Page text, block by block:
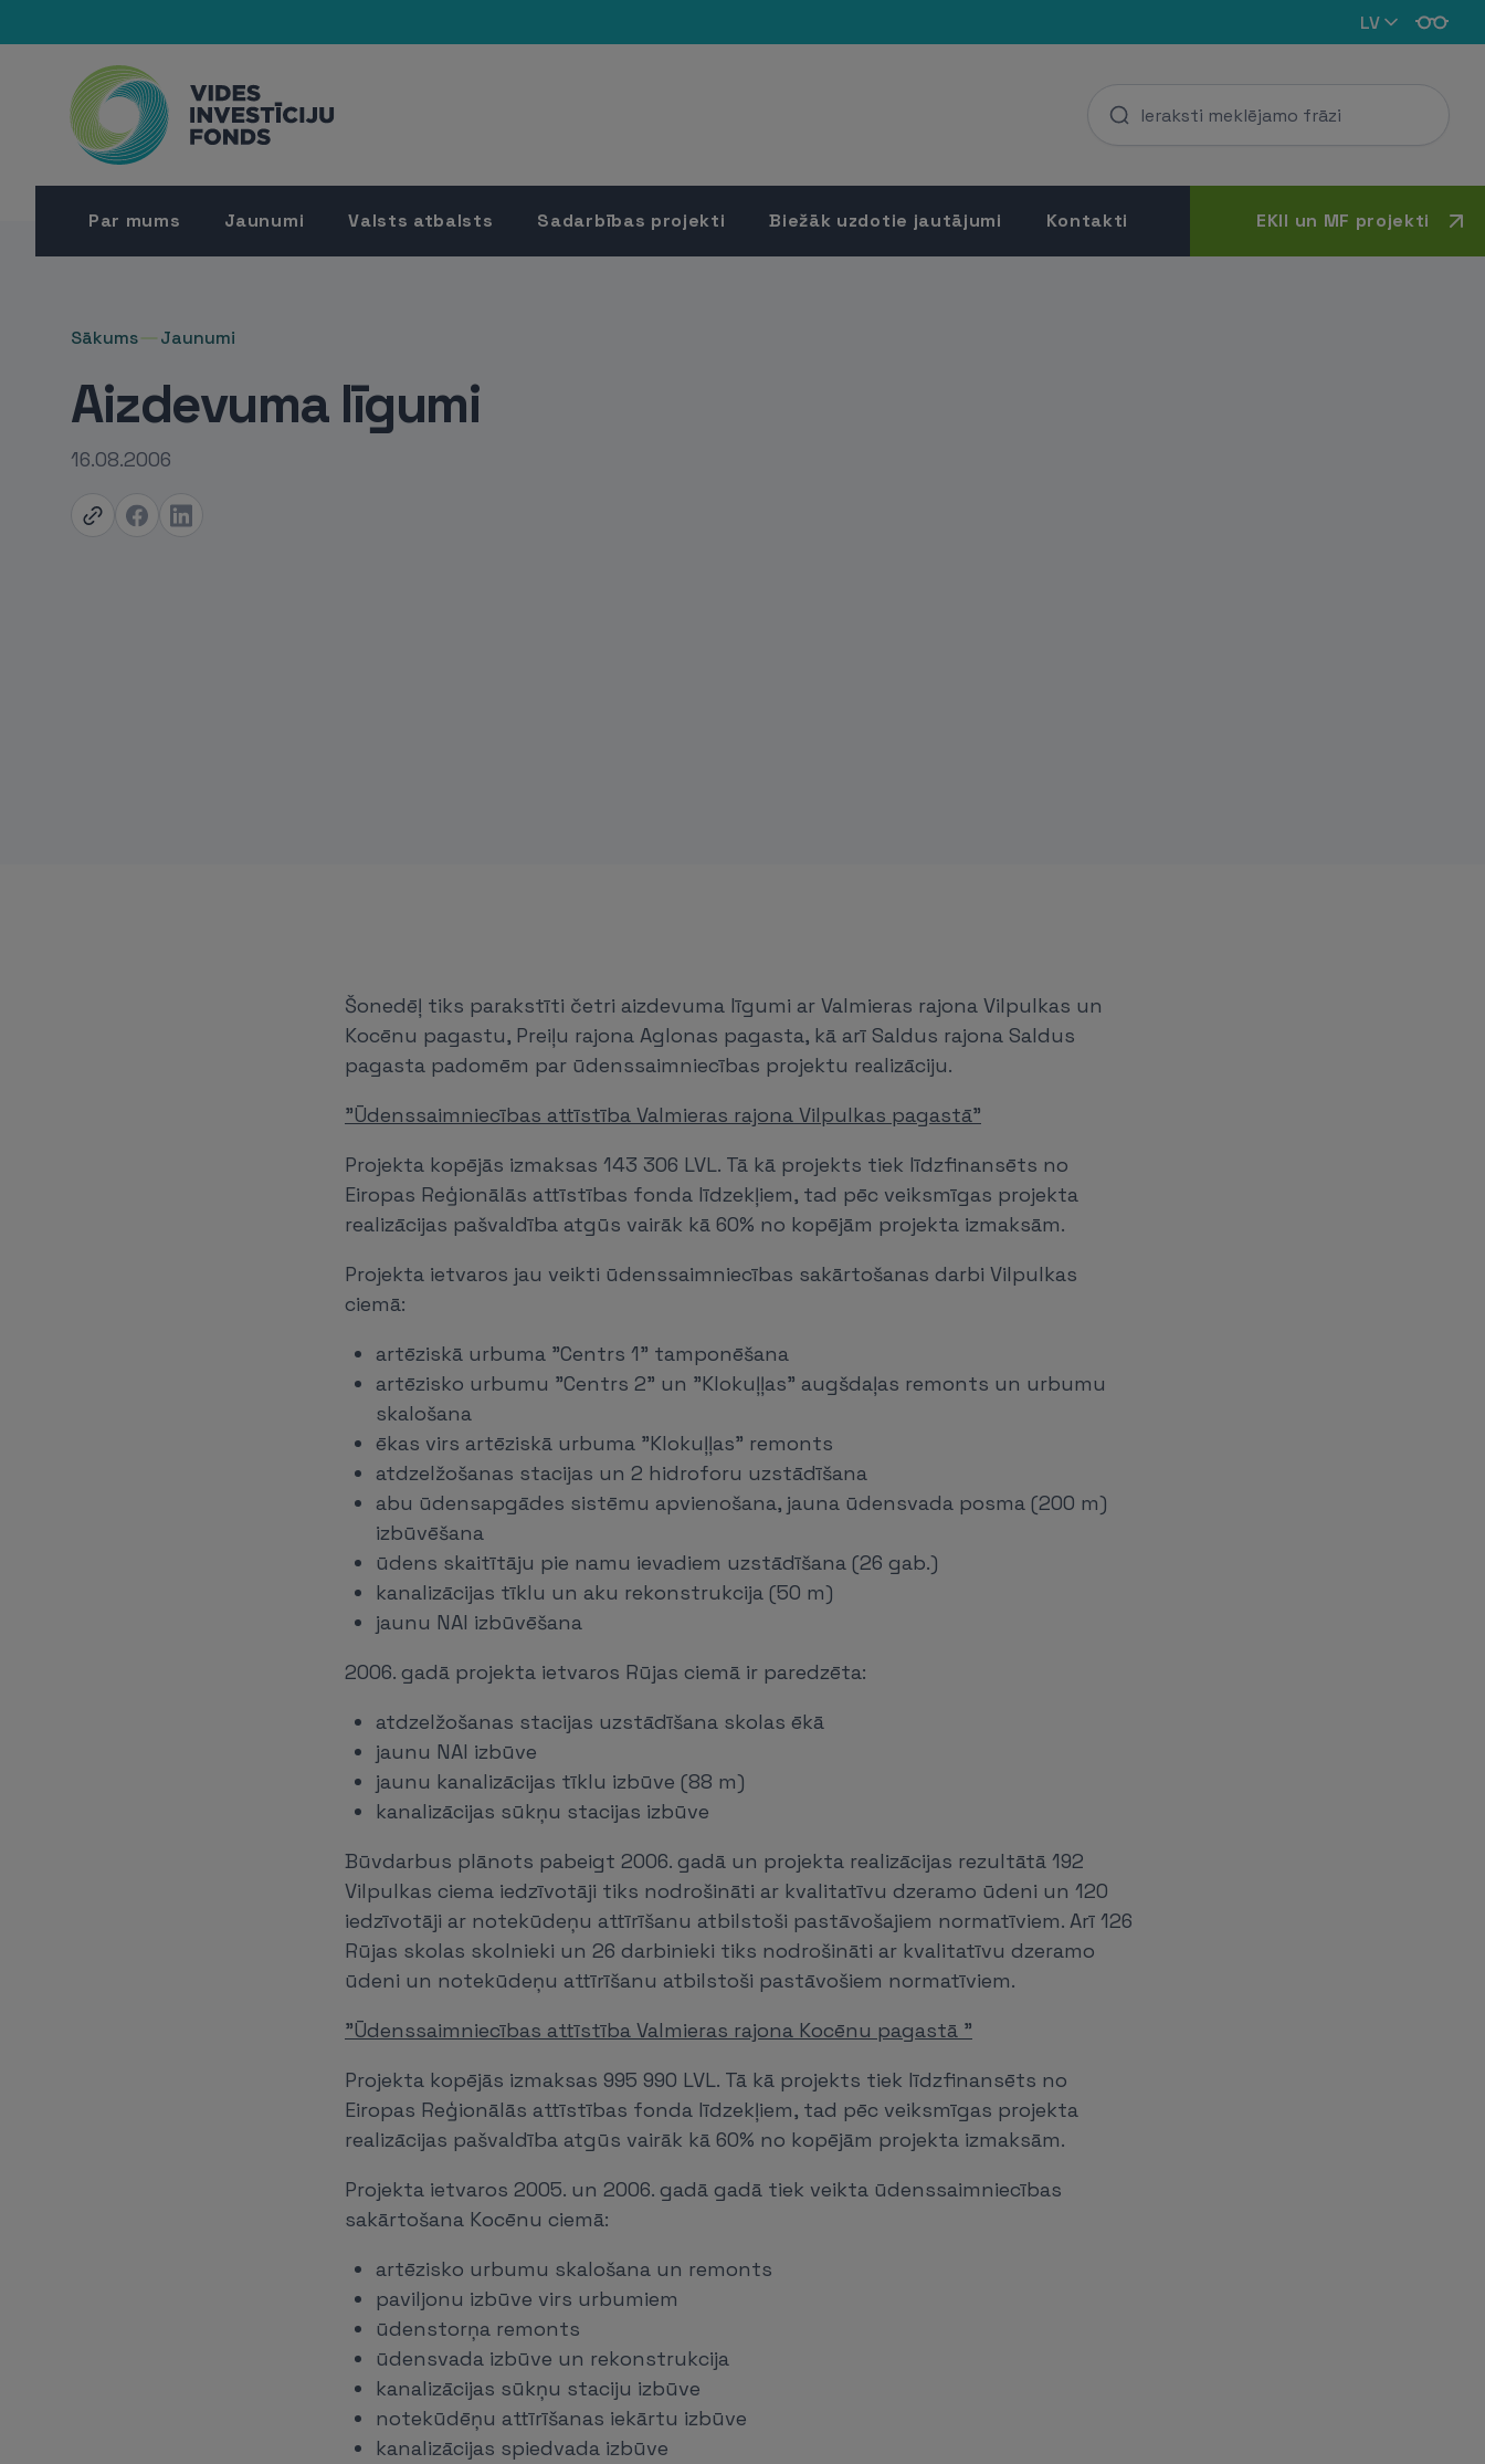
LV
Par mums Jaunumi Valsts atbalsts Sadarbības projekti Biežāk uzdotie jautājumi Kontakti EKII un MF projekti
Sākums Jaunumi
Aizdevuma līgumi
16.08.2006
Šonedēļ tiks parakstīti četri aizdevuma līgumi ar Valmieras rajona Vilpulkas un
Kocēnu pagastu, Preiļu rajona Aglonas pagasta, kā arī Saldus rajona Saldus
pagasta padomēm par ūdenssaimniecības projektu realizāciju.
"Ūdenssaimniecības attīstība Valmieras rajona Vilpulkas pagastā"
Projekta kopējās izmaksas 143 306 LVL. Tā kā projekts tiek līdzfinansēts no
Eiropas Reģionālās attīstības fonda līdzekļiem, tad pēc veiksmīgas projekta
realizācijas pašvaldība atgūs vairāk kā 60% no kopējām projekta izmaksām.
Projekta ietvaros jau veikti ūdenssaimniecības sakārtošanas darbi Vilpulkas
ciemā:
artēziskā urbuma "Centrs 1" tamponēšana
artēzisko urbumu "Centrs 2" un "Klokuļļas" augšdaļas remonts un urbumu
skalošana
ēkas virs artēziskā urbuma "Klokuļļas" remonts
atdzelžošanas stacijas un 2 hidroforu uzstādīšana
abu ūdensapgādes sistēmu apvienošana, jauna ūdensvada posma (200 m)
izbūvēšana
ūdens skaitītāju pie namu ievadiem uzstādīšana (26 gab.)
kanalizācijas tīklu un aku rekonstrukcija (50 m)
jaunu NAI izbūvēšana
2006. gadā projekta ietvaros Rūjas ciemā ir paredzēta:
atdzelžošanas stacijas uzstādīšana skolas ēkā
jaunu NAI izbūve
jaunu kanalizācijas tīklu izbūve (88 m)
kanalizācijas sūkņu stacijas izbūve
Būvdarbus plānots pabeigt 2006. gadā un projekta realizācijas rezultātā 192
Vilpulkas ciema iedzīvotāji tiks nodrošināti ar kvalitatīvu dzeramo ūdeni un 120
iedzīvotāji ar notekūdeņu attīrīšanu atbilstoši pastāvošajiem normatīviem. Arī 126
Rūjas skolas skolnieki un 26 darbinieki tiks nodrošināti ar kvalitatīvu dzeramo
ūdeni un notekūdeņu attīrīšanu atbilstoši pastāvošiem normatīviem.
"Ūdenssaimniecības attīstība Valmieras rajona Kocēnu pagastā "
Projekta kopējās izmaksas 995 990 LVL. Tā kā projekts tiek līdzfinansēts no
Eiropas Reģionālās attīstības fonda līdzekļiem, tad pēc veiksmīgas projekta
realizācijas pašvaldība atgūs vairāk kā 60% no kopējām projekta izmaksām.
Projekta ietvaros 2005. un 2006. gadā gadā tiek veikta ūdenssaimniecības
sakārtošana Kocēnu ciemā:
artēzisko urbumu skalošana un remonts
paviljonu izbūve virs urbumiem
ūdenstorņa remonts
ūdensvada izbūve un rekonstrukcija
kanalizācijas sūkņu staciju izbūve
notekūdēņu attīrīšanas iekārtu izbūve
kanalizācijas spiedvada izbūve